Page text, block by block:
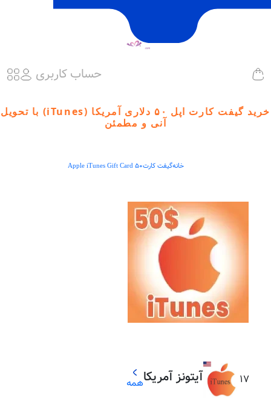
حساب کاربری
خرید گیفت کارت اپل ۵۰ دلاری آمریکا (iTunes) با تحویل
آنی و مطمئن
خانهگیفت کارتApple iTunes Gift Card 50
17 آیتونز آمریکاهمه